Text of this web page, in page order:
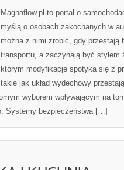
NORMY
EMISJI
Magnaflow.pl to portal o
myślą o osobach zakochanych w
można z nimi zrobić, gdy przestają
transportu, a zaczynają być stylem
którym modyfikacje spotyka się z
takie jak układ wydechowy
wyborem wpływającym na
Systemy bezpieczeństwa […]